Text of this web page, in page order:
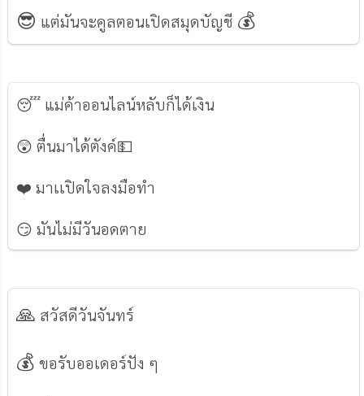
😎 แต่มันจะคูลตอนเปิดสมุดบัญชี 💰
😴 แม่ค้าออนไลน์หลับก็ได้เงิน
😲 ตื่นมาได้ตังค์💵
❤️️ มาเเปิดใจลงมือทำ
😏 มันไม่มีวันอดตาย
🙏 สวัสดีวันจันทร์
💰 ขอรับออเดอร์ปัง ๆ